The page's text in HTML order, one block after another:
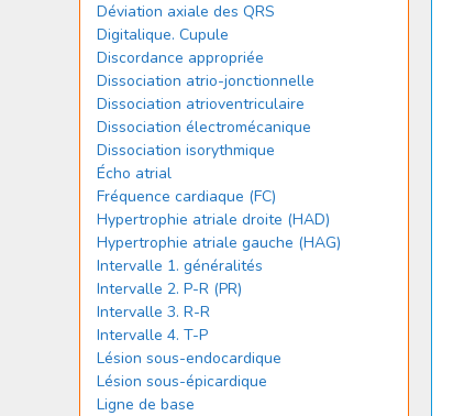
Déviation axiale des QRS
Digitalique. Cupule
Discordance appropriée
Dissociation atrio-jonctionnelle
Dissociation atrioventriculaire
Dissociation électromécanique
Dissociation isorythmique
Écho atrial
Fréquence cardiaque (FC)
Hypertrophie atriale droite (HAD)
Hypertrophie atriale gauche (HAG)
Intervalle 1. généralités
Intervalle 2. P-R (PR)
Intervalle 3. R-R
Intervalle 4. T-P
Lésion sous-endocardique
Lésion sous-épicardique
Ligne de base